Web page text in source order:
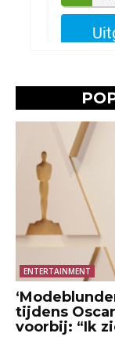
ENTERTAINMENT
tijdens
voorbij: “Ik